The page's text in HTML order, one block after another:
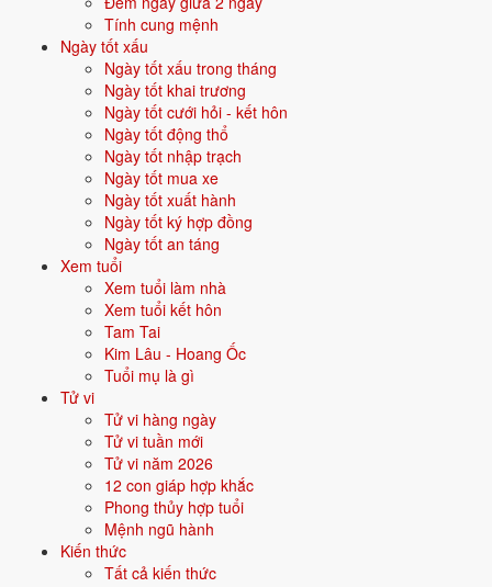
Tính cung mệnh
Ngày tốt xấu
Ngày tốt xấu trong tháng
Ngày tốt khai trương
Ngày tốt cưới hỏi - kết hôn
Ngày tốt động thổ
Ngày tốt nhập trạch
Ngày tốt mua xe
Ngày tốt xuất hành
Ngày tốt ký hợp đồng
Ngày tốt an táng
Xem tuổi
Xem tuổi làm nhà
Xem tuổi kết hôn
Tam Tai
Kim Lâu - Hoang Ốc
Tuổi mụ là gì
Tử vi
Tử vi hàng ngày
Tử vi tuần mới
Tử vi năm 2026
12 con giáp hợp khắc
Phong thủy hợp tuổi
Mệnh ngũ hành
Kiến thức
Tất cả kiến thức
thuộc nhómTrung niên. Quan hệ với Thái Tuế năm xem:
Vận thuận lợi - gặp quý nhân, công việc - tài lộc đều thông.
Bối cảnh năm 1986
đánh dấu các sự kiện và bối cảnh xã hội đặc trưng - góp
phần tạo nên dấu ấn riêng cho thế hệ sinh trong năm này, dù cùng
nạp âm Lư Trung Hỏa với các năm khác.
🇻🇳 SỰ KIỆN VIỆT NAM
Đại hội VI - Đổi Mới
🌍 SỰ KIỆN THẾ GIỚI
Internet bắt đầu mở rộng
💰 KINH TẾ
Bắt đầu kinh tế thị trường
🎭 VĂN HOÁ - THẾ HỆ
Thế hệ 7x - chuyển đổi mở cửa
Năm 2026 người sinh năm 1986 nên tập trung gì?